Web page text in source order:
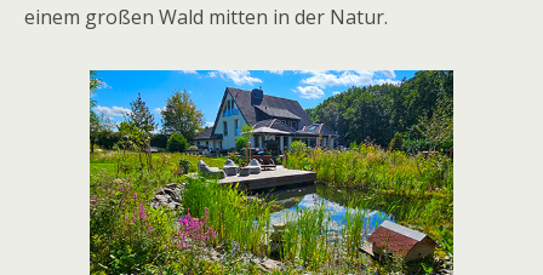
einem großen Wald mitten in der Natur.